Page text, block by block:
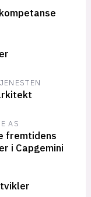
AS
fremtidens
i Capgemini